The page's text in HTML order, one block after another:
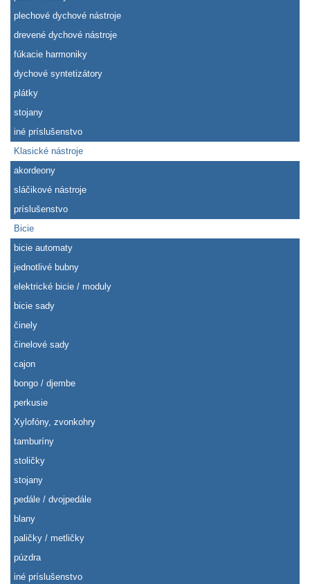
plechové dychové nástroje
drevené dychové nástroje
fúkacie harmoniky
dychové syntetizátory
plátky
stojany
iné príslušenstvo
Klasické nástroje
akordeony
sláčikové nástroje
príslušenstvo
Bicie
bicie automaty
jednotlivé bubny
elektrické bicie / moduly
bicie sady
činely
činelové sady
cajon
bongo / djembe
perkusie
Xylofóny, zvonkohry
tamburíny
stoličky
stojany
pedále / dvojpedále
blany
paličky / metličky
púzdra
iné príslušenstvo